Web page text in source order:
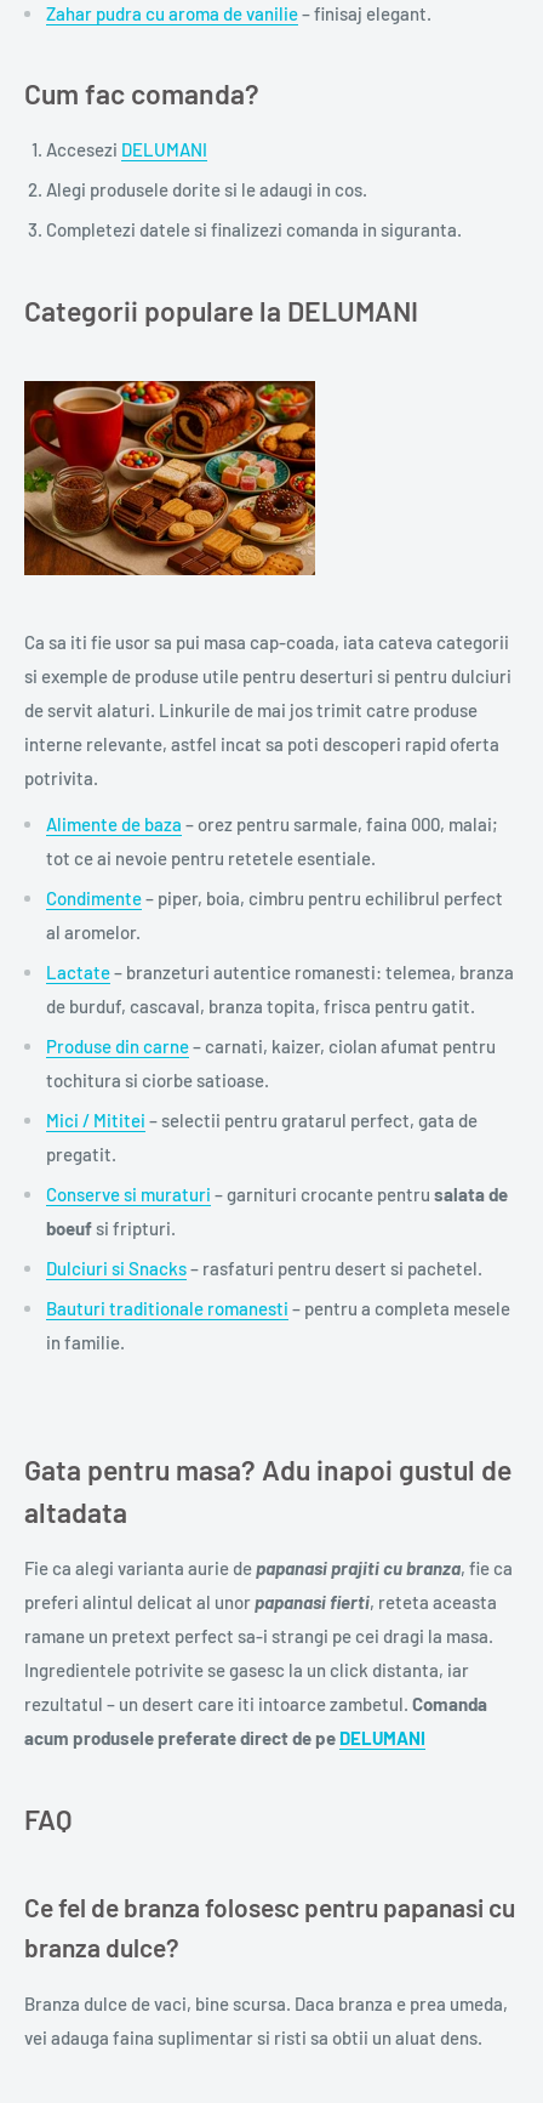
Zahar pudra cu aroma de vanilie– finisaj elegant.
Cum fac comanda?
Accesezi DELUMANI
Alegi produsele dorite si le adaugi in cos.
Completezi datele si finalizezi comanda in siguranta.
Categorii populare la DELUMANI
Ca sa iti fie usor sa pui masa cap-coada, iata cateva categorii
si exemple de produse utile pentru deserturi si pentru dulciuri
de servit alaturi. Linkurile de mai jos trimit catre produse
interne relevante, astfel incat sa poti descoperi rapid oferta
potrivita.
Alimente de baza – orez pentru sarmale, faina 000, malai;
tot ce ai nevoie pentru retetele esentiale.
Condimente– piper, boia, cimbru pentru echilibrul perfect
al aromelor.
Lactate– branzeturi autentice romanesti: telemea, branza
de burduf, cascaval, branza topita, frisca pentru gatit.
Produse din carne– carnati, kaizer, ciolan afumat pentru
tochitura si ciorbe satioase.
Mici / Mititei – selectii pentru gratarul perfect, gata de
pregatit.
Conserve si muraturi – garnituri crocante pentru salata de
boeuf si fripturi.
Dulciuri si Snacks– rasfaturi pentru desert si pachetel.
Bauturi traditionale romanesti – pentru a completa mesele
in familie.
Gata pentru masa? Adu inapoi gustul de
altadata
Fie ca alegi varianta aurie depapanasi prajiti cu branza, fie ca
preferi alintul delicat al unorpapanasi fierti, reteta aceasta
ramane un pretext perfect sa-i strangi pe cei dragi la masa.
Ingredientele potrivite se gasesc la un click distanta, iar
rezultatul – un desert care iti intoarce zambetul. Comanda
acum produsele preferate direct de pe DELUMANI
FAQ
Ce fel de branza folosesc pentru papanasi cu
branza dulce?
Branza dulce de vaci, bine scursa. Daca branza e prea umeda,
vei adauga faina suplimentar si risti sa obtii un aluat dens.